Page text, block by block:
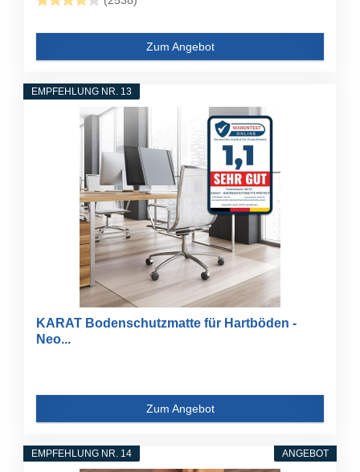
Zum Angebot
EMPFEHLUNG NR. 13
KARAT Bodenschutzmatte für Hartböden -
Neo...
Zum Angebot
ANGEBOT
EMPFEHLUNG NR. 14